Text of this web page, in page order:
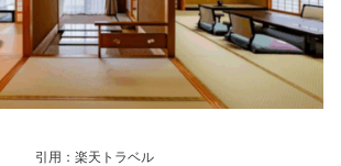
引用：楽天トラベル